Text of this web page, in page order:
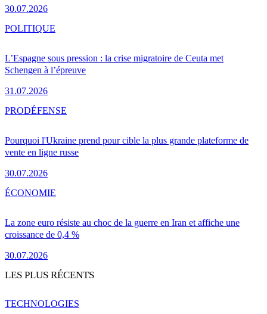
30.07.2026
L’Espagne sous pression : la crise migratoire de Ceuta met
Schengen à l’épreuve
31.07.2026
POLITIQUE
Pourquoi l'Ukraine prend pour cible la plus grande plateforme de
vente en ligne russe
30.07.2026
PRODÉFENSE
La zone euro résiste au choc de la guerre en Iran et affiche une
croissance de 0,4 %
30.07.2026
ÉCONOMIE
LES PLUS RÉCENTS
TECHNOLOGIES